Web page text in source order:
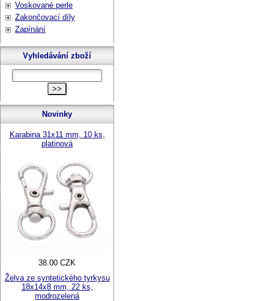
Voskované perle
Zakončovací díly
Zapínání
Vyhledávání zboží
Novinky
Karabina 31x11 mm, 10 ks,
platinová
38.00 CZK
Želva ze syntetického tyrkysu
18x14x8 mm, 22 ks,
modrozelená